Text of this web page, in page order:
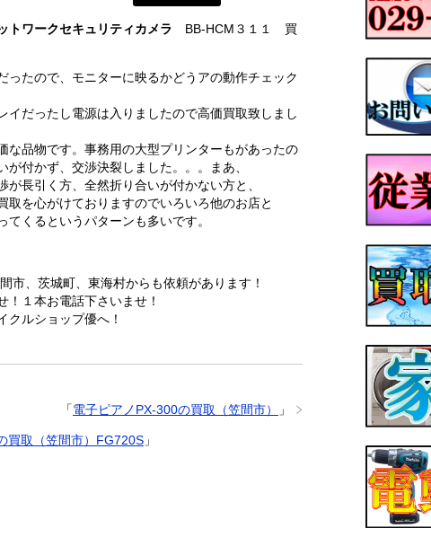
トワークセキュリティカメラ BB-HCM３１１ 買
ったので、モニターに映るかどうアの動作チェック
イだったし電源は入りましたので高価買取致しまし
な品物です。事務用の大型プリンターもがあったの
が付かず、交渉決裂しました。。。まあ、
長引く方、全然折り合いが付かない方と、
取を心がけておりますのでいろいろ他のお店と
くるというパターンも多いです。
市、茨城町、東海村からも依頼があります！
！１本お電話下さいませ！
クルショップ優へ！
「電子ピアノPX-300の買取（笠間市） 」
買取（笠間市）FG720S 」